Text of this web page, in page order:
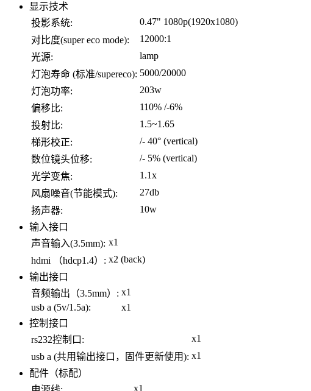
显示技术
投影系统:
0.47" 1080p(1920x1080)
对比度(super eco mode):
12000:1
光源:
lamp
灯泡寿命 (标准/supereco): 5000/20000
灯泡功率:
203w
偏移比:
110% /-6%
投射比:
1.5~1.65
梯形校正:
/- 40° (vertical)
数位镜头位移:
/- 5% (vertical)
光学变焦:
1.1x
风扇噪音(节能模式):
27db
扬声器:
10w
输入接口
声音输入(3.5mm): x1
hdmi （hdcp1.4）: x2 (back)
输出接口
音频输出（3.5mm）: x1
usb a (5v/1.5a):
x1
控制接口
rs232控制口:
x1
usb a (共用输出接口，固件更新使用): x1
配件（标配）
x1